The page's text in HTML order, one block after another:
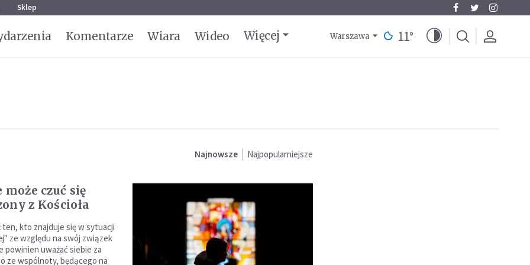
Sklep
Komentarze Wiara Wideo Więcej Warszawa 11°
Najnowsze Najpopularniejsze
czuć się
z Kościoła
kto znajduje się w sytuacji
ze względu na swój związek
powinien uważać siebie za
ze wspólnoty, będącego na